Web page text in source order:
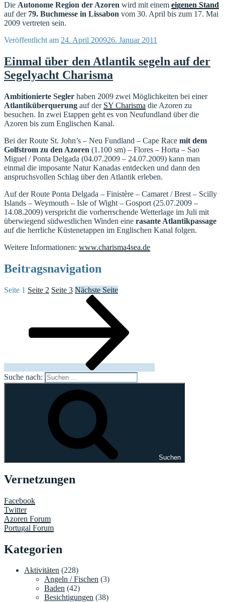
Die Autonome Region der Azoren wird mit einem eigenen Stand
auf der 79. Buchmesse in Lissabon vom 30. April bis zum 17. Mai
2009 vertreten sein.
Veröffentlicht am 24. April 200926. Januar 2011
Einmal über den Atlantik segeln auf der
Segelyacht Charisma
Ambitionierte Segler haben 2009 zwei Möglichkeiten bei einer
Atlantiküberquerung auf der SY Charisma die Azoren zu
besuchen. In zwei Etappen geht es von Neufundland über die
Azoren bis zum Englischen Kanal.
Bei der Route St. John’s – Neu Fundland – Cape Race mit dem
Golfstrom zu den Azoren (1.100 sm) – Flores – Horta – Sao
Miguel / Ponta Delgada (04.07.2009 – 24.07.2009) kann man
einmal die imposante Natur Kanadas entdecken und dann den
anspruchsvollen Schlag über den Atlantik erleben.
Auf der Route Ponta Delgada – Finistère – Camaret / Brest – Scilly
Islands – Weymouth – Isle of Wight – Gosport (25.07.2009 –
14.08.2009) verspricht die vorherrschende Wetterlage im Juli mit
überwiegend südwestlichen Winden eine rasante Atlantikpassage
auf die herrliche Küstenetappen im Englischen Kanal folgen.
Weitere Informationen: www.charisma4sea.de
Beitragsnavigation
Seite 1 Seite 2 Seite 3 Nächste Seite
Suche nach:
Suchen
Vernetzungen
Facebook
Twitter
Azoren Forum
Portugal Forum
Kategorien
Aktivitäten (228)
Angeln / Fischen (3)
Baden (42)
Besichtigungen (38)